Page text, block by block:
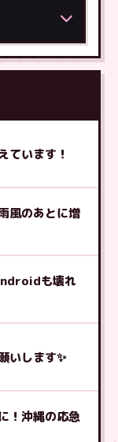
ています！
風のあとに増
も壊れ
いします✨
！沖縄の応急